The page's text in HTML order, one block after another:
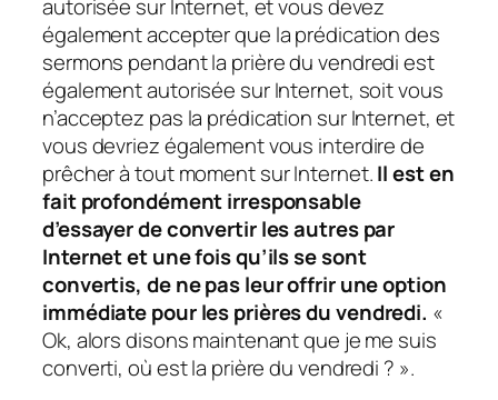
autorisée sur Internet, et vous devez
également accepter que la prédication des
sermons pendant la prière du vendredi est
également autorisée sur Internet, soit vous
n’acceptez pas la prédication sur Internet, et
vous devriez également vous interdire de
prêcher à tout moment sur Internet.Il est en
fait profondément irresponsable
d’essayer de convertir les autres par
Internet et une fois qu’ils se sont
convertis, de ne pas leur offrir une option
immédiate pour les prières du vendredi. «
Ok, alors disons maintenant que je me suis
converti, où est la prière du vendredi ? ».